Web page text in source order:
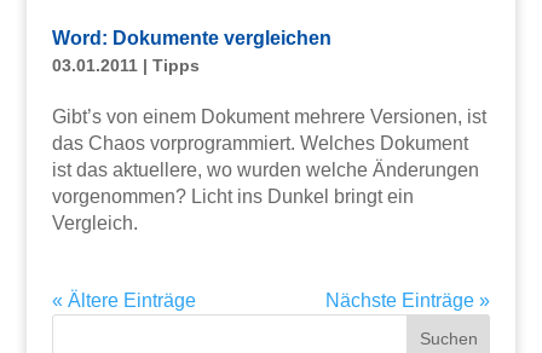
Word: Dokumente vergleichen
03.01.2011| Tipps
Gibt’s von einem Dokument mehrere Versionen, ist
das Chaos vorprogrammiert. Welches Dokument
ist das aktuellere, wo wurden welche Änderungen
vorgenommen? Licht ins Dunkel bringt ein
Vergleich.
« Ältere Einträge Nächste Einträge »